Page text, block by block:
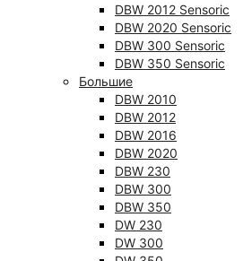
DBW 2012 Sensoric
DBW 2020 Sensoric
DBW 300 Sensoric
DBW 350 Sensoric
Большие
DBW 2010
DBW 2012
DBW 2016
DBW 2020
DBW 230
DBW 300
DBW 350
DW 230
DW 300